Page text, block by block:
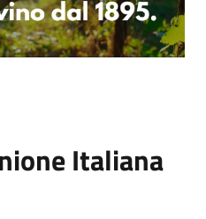
caricamento.
il
video
Italiana